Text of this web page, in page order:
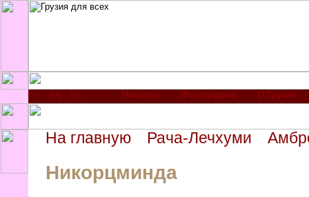
Новости Фотографии О Грузии
На главную Рача-Лечхуми
Никорцминда